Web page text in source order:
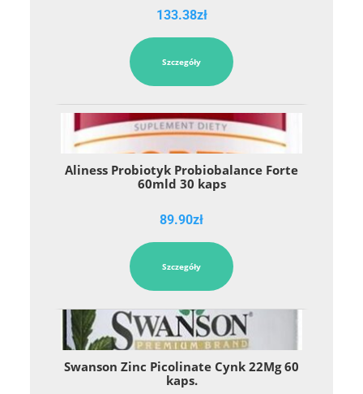
133.38zł
Szczegóły
Aliness Probiotyk Probiobalance Forte
60mld 30 kaps
89.90zł
Szczegóły
Swanson Zinc Picolinate Cynk 22Mg 60
kaps.